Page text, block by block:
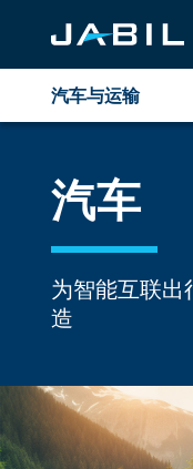
汽车与运输
汽车
商用卡车和巴士
建筑、采矿和农业
汽车
为智能互联出
造